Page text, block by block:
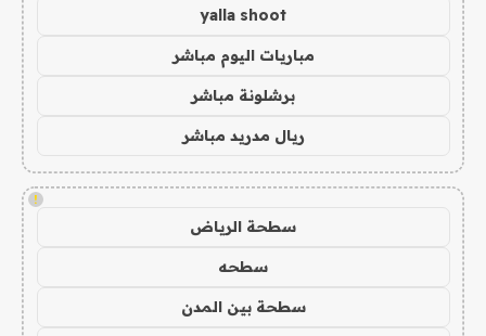
yalla shoot
مباريات اليوم مباشر
برشلونة مباشر
ريال مدريد مباشر
!
سطحة الرياض
سطحه
سطحة بين المدن